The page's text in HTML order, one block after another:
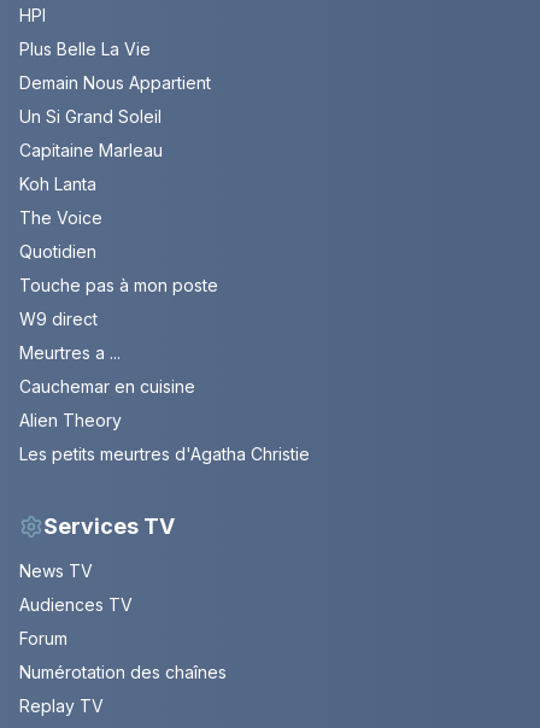
HPI
Plus Belle La Vie
Demain Nous Appartient
Un Si Grand Soleil
Capitaine Marleau
Koh Lanta
The Voice
Quotidien
Touche pas à mon poste
W9 direct
Meurtres a ...
Cauchemar en cuisine
Alien Theory
Les petits meurtres d'Agatha Christie
Services TV
News TV
Audiences TV
Forum
Numérotation des chaînes
Replay TV